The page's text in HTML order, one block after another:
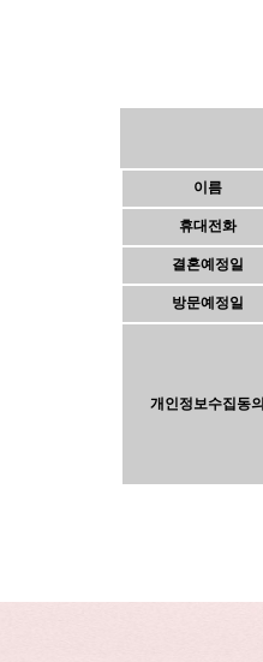
이름
휴대전화
결혼예정일
방문예정일
개인정보수집동의